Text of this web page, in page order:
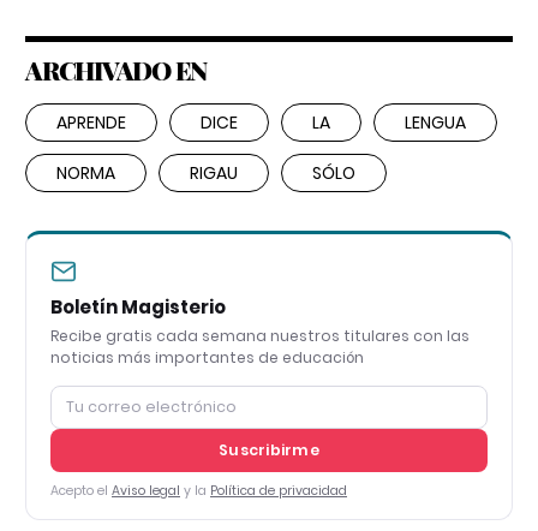
ARCHIVADO EN
APRENDE DICE LA LENGUA
NORMA RIGAU SÓLO
Boletín Magisterio
Recibe gratis cada semana nuestros titulares con las
noticias más importantes de educación
Suscribirme
Acepto el Aviso legal y la Política de privacidad